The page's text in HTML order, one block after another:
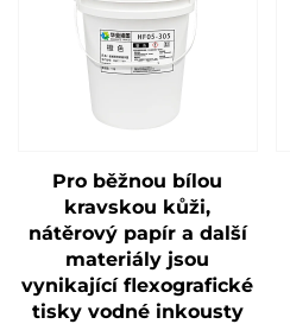
Pro běžnou bílou
kravskou kůži,
nátěrový papír a další
materiály jsou
vynikající flexografické
tisky vodné inkousty